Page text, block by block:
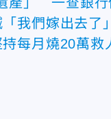
我們嫁出去
每月燒20萬